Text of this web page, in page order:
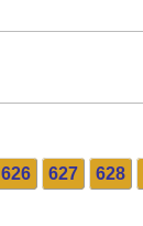
626 627 628